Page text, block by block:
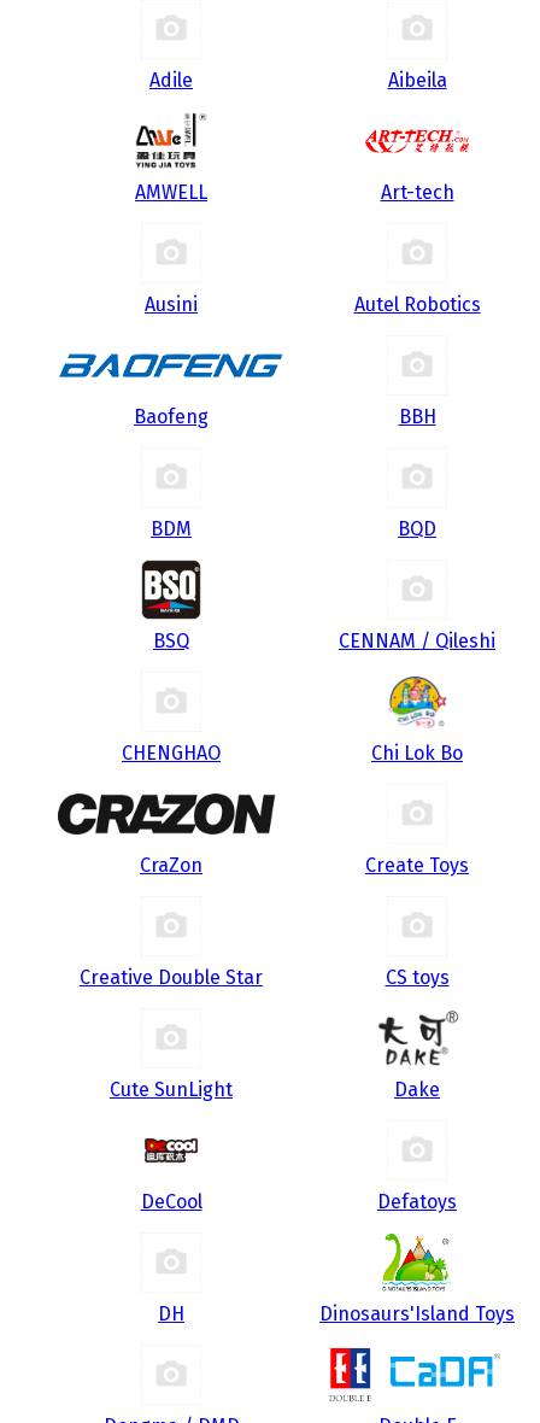
Adile Aibeila
AMWELL Art-tech
Ausini Autel Robotics
Baofeng BBH
BDM BQD
BSQ CENNAM / Qileshi
CHENGHAO Chi Lok Bo
CraZon Create Toys
Creative Double Star CS toys
Cute SunLight Dake
DeCool Defatoys
DH Dinosaurs'Island Toys